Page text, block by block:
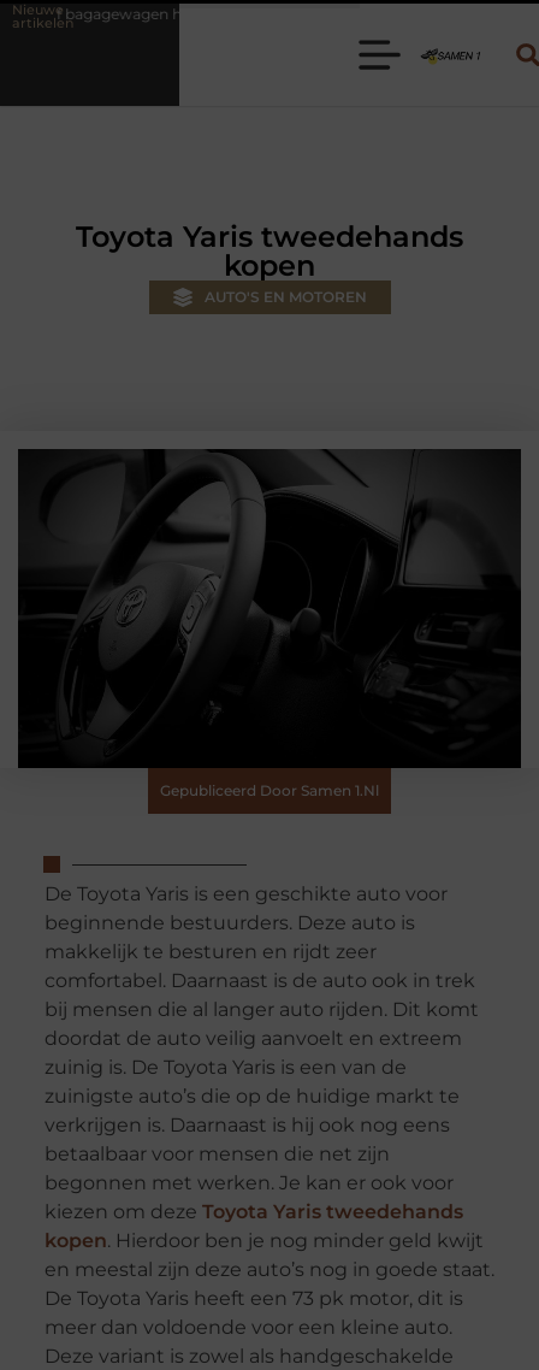
Nieuwe
artikelen
huren? Kies de juiste aanhanger voor jouw klus
Toyota Yaris tweedehands
kopen
AUTO'S EN MOTOREN
Gepubliceerd Door Samen 1.nl
De Toyota Yaris is een geschikte auto voor
beginnende bestuurders. Deze auto is
makkelijk te besturen en rijdt zeer
comfortabel. Daarnaast is de auto ook in trek
bij mensen die al langer auto rijden. Dit komt
doordat de auto veilig aanvoelt en extreem
zuinig is. De Toyota Yaris is een van de
zuinigste auto’s die op de huidige markt te
verkrijgen is. Daarnaast is hij ook nog eens
betaalbaar voor mensen die net zijn
begonnen met werken. Je kan er ook voor
kiezen om deze Toyota Yaris tweedehands
kopen. Hierdoor ben je nog minder geld kwijt
en meestal zijn deze auto’s nog in goede staat.
De Toyota Yaris heeft een 73 pk motor, dit is
meer dan voldoende voor een kleine auto.
Deze variant is zowel als handgeschakelde